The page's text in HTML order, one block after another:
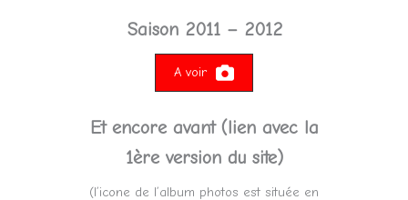
Saison 2011 – 2012
A voir
Et encore avant (lien avec la
1ère version du site)
(l’icone de l’album photos est située en